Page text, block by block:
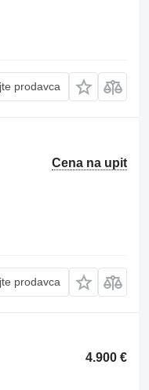
prodavca
Cena na upit
prodavca
4.900 €